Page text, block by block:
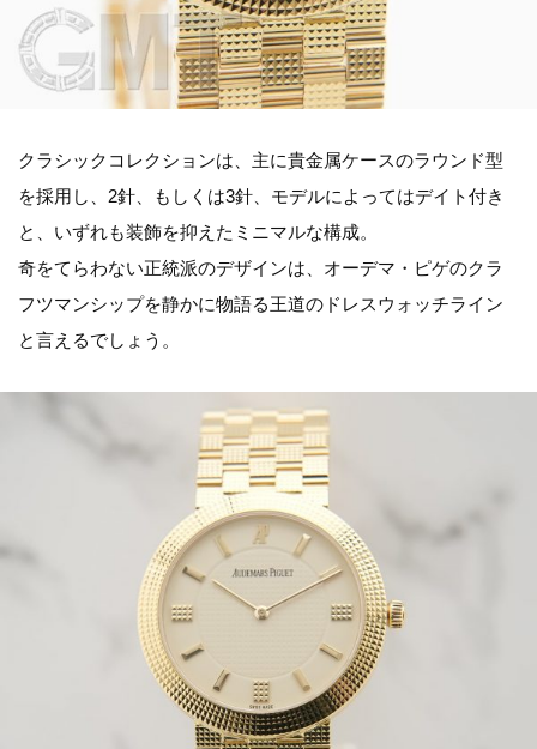
クラシックコレクションは、主に貴金属ケースのラウンド型
を採用し、2針、もしくは3針、モデルによってはデイト付き
と、いずれも装飾を抑えたミニマルな構成。
奇をてらわない正統派のデザインは、オーデマ・ピゲのクラ
フツマンシップを静かに物語る王道のドレスウォッチライン
と言えるでしょう。